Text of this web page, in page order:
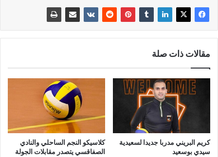
مقالات ذات صلة
كريم البريني مدربا جديدا لسعيدية
سيدي بوسعيد
كلاسيكو النجم الساحلي والنادي
الصفاقسي يتصدر مقابلات الجولة